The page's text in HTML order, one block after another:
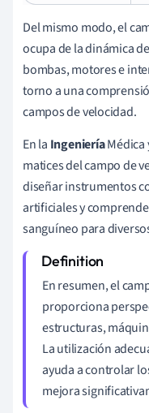
Del mismo modo, el
ocupa de la dinámica
bombas, motores e
torno a una
campos de velocidad.
En la IngenieríaMédica
matices del campo de
diseñar instrumentos
artificiales y
sanguíneo para
En resumen, el
proporciona
estructuras,
La utilización
ayuda a controlar
mejora